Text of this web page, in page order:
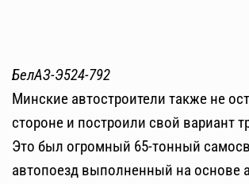
БелАЗ-Э524-792
Минские автостроители также не
стороне и построили свой вариант
Это был огромный 65-тонный
автопоезд выполненный на основе